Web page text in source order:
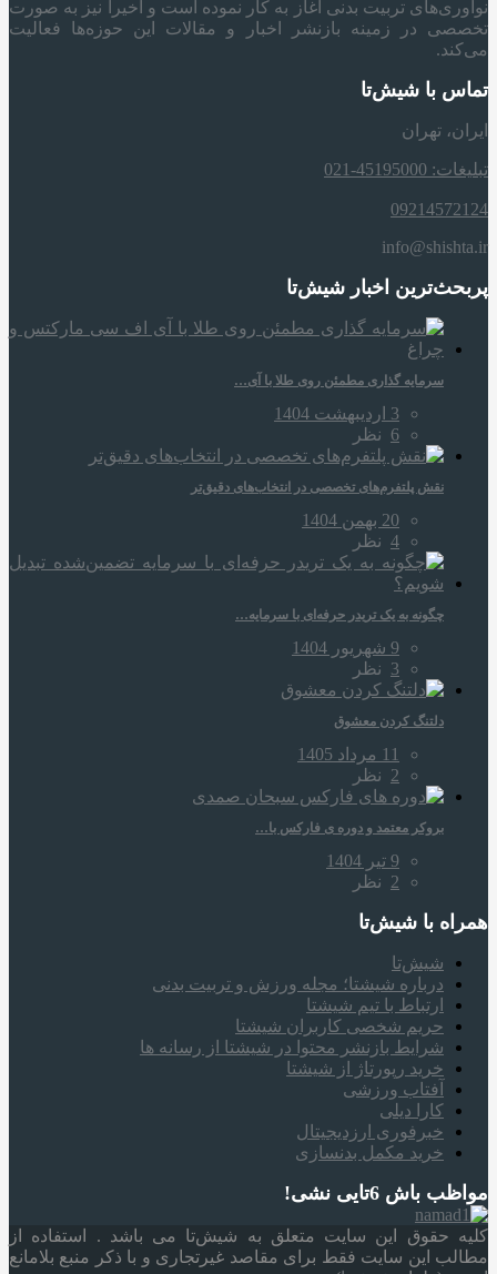
نوآوری‌های تربیت بدنی آغاز به کار نموده است و اخیراً نیز به صورت
تخصصی در زمینه بازنشر اخبار و مقالات این حوزه‌ها فعالیت
می‌کند.
تماس با شیش‌تا
ایران، تهران
تبلیغات: 45195000-021
09214572124
info@shishta.ir
پربحث‌ترین اخبار شیش‌تا
سرمایه‌ گذاری مطمئن روی طلا با آی…
3 اردیبهشت 1404
6 نظر
نقش پلتفرم‌های تخصصی در انتخاب‌های دقیق‌تر
20 بهمن 1404
4 نظر
چگونه به یک تریدر حرفه‌ای با سرمایه…
9 شهریور 1404
3 نظر
دلتنگ کردن معشوق
11 مرداد 1405
2 نظر
بروکر معتمد و دوره‌ ی فارکس با…
9 تیر 1404
2 نظر
همراه‌ با شیش‌تا
شیش‌تا
درباره شیشتا؛ مجله ورزش و تربیت بدنی
ارتباط با تیم شیشتا
حریم شخصی کاربران شیشتا
شرایط بازنشر محتوا در شیشتا از رسانه ها
خرید رپورتاژ از شیشتا
آفتاب ورزشی
کارا دیلی
خبرفوری ارزدیجیتال
خرید مکمل بدنسازی
مواظب باش 6تایی نشی!
کلیه حقوق این سایت متعلق به شیش‌تا می باشد . استفاده از
مطالب این سایت فقط برای مقاصد غیرتجاری و با ذکر منبع بلامانع